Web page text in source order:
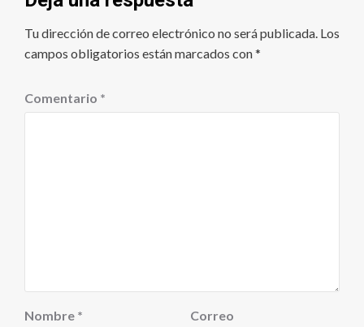
Tu dirección de correo electrónico no será publicada. Los
campos obligatorios están marcados con*
Comentario *
Nombre *
Correo